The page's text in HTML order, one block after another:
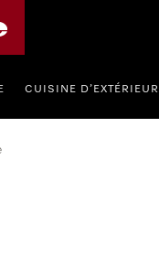
CUISINE D’EXTÉRIEUR